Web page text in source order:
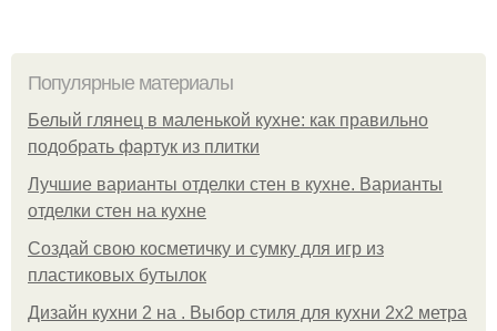
Популярные материалы
Белый глянец в маленькой кухне: как правильно
подобрать фартук из плитки
Лучшие варианты отделки стен в кухне. Варианты
отделки стен на кухне
Создай свою косметичку и сумку для игр из
пластиковых бутылок
Дизайн кухни 2 на . Выбор стиля для кухни 2х2 метра